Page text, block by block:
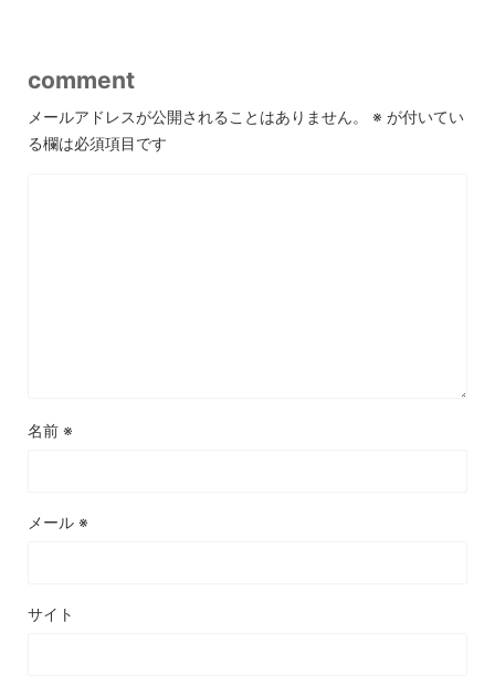
comment
メールアドレスが公開されることはありません。 ※ が付いてい
る欄は必須項目です
名前 ※
メール ※
サイト